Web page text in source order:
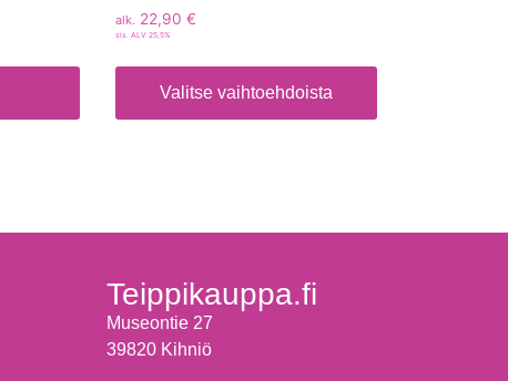
alk. 22,90 €
sis. ALV 25,5%
Valitse vaihtoehdoista
Teippikauppa.fi
Museontie 27
39820 Kihniö